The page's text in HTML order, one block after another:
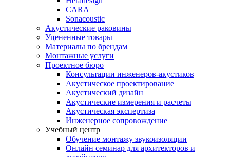
CARA
Sonacoustic
Акустические раковины
Уцененные товары
Материалы по брендам
Монтажные услуги
Проектное бюро
Консультации инженеров-акустиков
Акустическое проектирование
Акустический дизайн
Акустические измерения и расчеты
Акустическая экспертиза
Инженерное сопровождение
Учебный центр
Обучение монтажу звукоизоляции
Онлайн семинар для архитекторов и